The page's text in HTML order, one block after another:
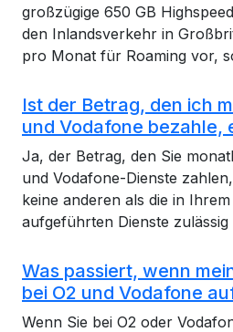
großzügige 650 GB
den Inlandsverkehr in
pro Monat für Roaming vor,
Ist der Betrag, den ich
und Vodafone bezahle,
Ja, der Betrag, den Sie
und Vodafone-Dienste
keine anderen als die in
aufgeführten Dienste zulässig
Was passiert, wenn
bei O2 und Vodafone
Wenn Sie bei O2 oder